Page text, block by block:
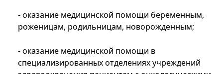
- оказание медицинской помощи беременным,
роженицам, родильницам, новорожденным;
- оказание медицинской помощи в
специализированных отделениях учреждений